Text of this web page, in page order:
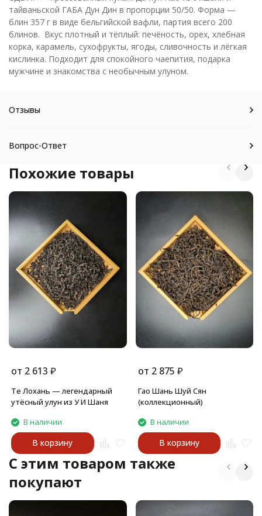
тайваньской ГАБА Дун Дин в пропорции 50/50. Форма —
блин 357 г в виде бельгийской вафли, партия всего 200
блинов. Вкус плотный и тёплый: печёность, орех, хлебная
корка, карамель, сухофрукты, ягоды, сливочность и лёгкая
кислинка. Подходит для спокойного чаепития, подарка
мужчине и знакомства с необычным улуном.
Отзывы
Вопрос-Ответ
Похожие товары
Те Лохань — легендарный
утёсный улун из У И Шаня
от 2 613 ₽
В наличии
В корзину
Гао Шань Шуй Сян
(коллекционный)
от 2 875 ₽
В наличии
В корзину
C этим товаром также
покупают